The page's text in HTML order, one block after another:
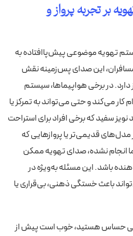
بر تجربه پرواز و
تهویه موضوعی پیش‌پاافتاده به
مسافران، این صدای پس‌زمینه نقش
در برخی هواپیماها، سیستم
کار می‌کند و حتی می‌تواند به تمرکز یا
سفید که برخی افراد برای استراحت
مدل‌های قدیمی‌تر یا پروازهایی که
انجام نشده، صدای تهویه ممکن
باشد. این مسئله به‌ویژه در
باعث خستگی ذهنی، بی‌قراری یا
حساس هستید، خوب است پیش از